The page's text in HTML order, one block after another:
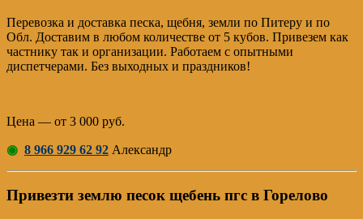
Перевозка и доставка песка, щебня, земли по Питеру и по
Обл. Доставим в любом количестве от 5 кубов. Привезем как
частнику так и организации. Работаем с опытными
диспетчерами. Без выходных и праздников!
Цена — от 3 000 руб.
◉ 8 966 929 62 92 Александр
Привезти землю песок щебень пгс в Горелово